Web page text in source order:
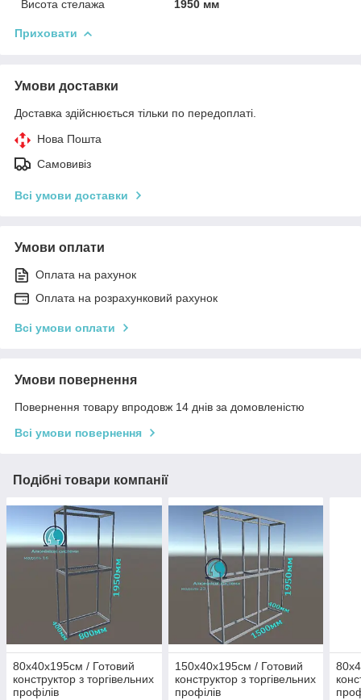
Висота стелажа
1950 мм
Приховати
Умови доставки
Доставка здійснюється тільки по передоплаті.
Нова Пошта
Самовивіз
Всі умови доставки
Умови оплати
Оплата на рахунок
Оплата на розрахунковий рахунок
Всі умови оплати
Умови повернення
Повернення товару впродовж 14 днів за домовленістю
Всі умови повернення
Подібні товари компанії
80х40х195см / Готовий
конструктор з торгівельних
профілів
150х40х195см / Готовий
конструктор з торгівельних
профілів